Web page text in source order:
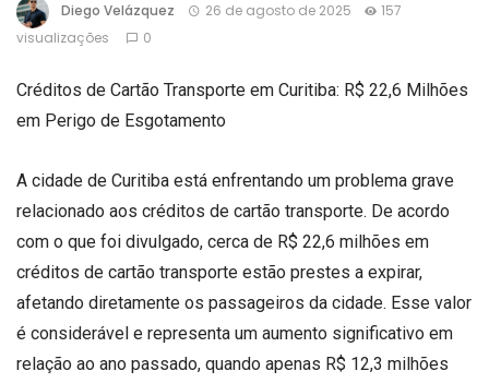
Diego Velázquez 26 de agosto de 2025
157
visualizações
0
Créditos de Cartão Transporte em Curitiba: R$ 22,6 Milhões
em Perigo de Esgotamento
A cidade de Curitiba está enfrentando um problema grave
relacionado aos créditos de cartão transporte. De acordo
com o que foi divulgado, cerca de R$ 22,6 milhões em
créditos de cartão transporte estão prestes a expirar,
afetando diretamente os passageiros da cidade. Esse valor
é considerável e representa um aumento significativo em
relação ao ano passado, quando apenas R$ 12,3 milhões